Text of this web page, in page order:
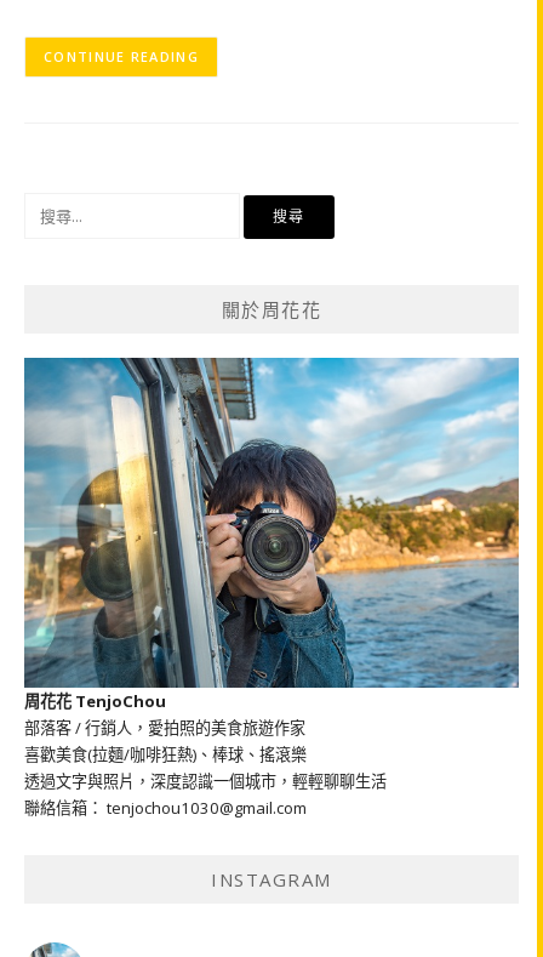
CONTINUE READING
關於周花花
周花花 TenjoChou
部落客 / 行銷人，愛拍照的美食旅遊作家
喜歡美食(拉麵/咖啡狂熱)、棒球、搖滾樂
透過文字與照片，深度認識一個城市，輕輕聊聊生活
聯絡信箱： tenjochou1030@gmail.com
INSTAGRAM